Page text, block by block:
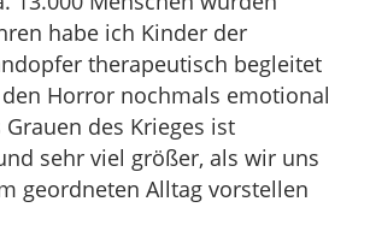
habe ich Kinder der
therapeutisch begleitet
Horror nochmals emotional
des Krieges ist
sehr viel größer, als wir uns
geordneten Alltag vorstellen